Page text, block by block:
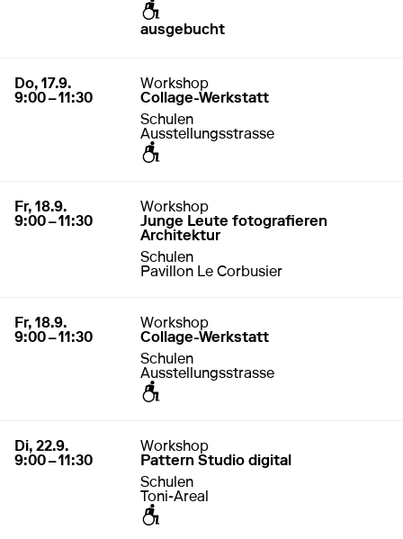
zugänglich für Rollstuhl / Kinderwagen
ausgebucht
17. September 20269:00 – 11:30
Do, 17.9.
9:00 – 11:30
Workshop
Collage-Werkstatt
Schulen
Ausstellungsstrasse
18. September 20269:00 – 11:30
Fr, 18.9.
9:00 – 11:30
Workshop
Junge Leute fotografieren
Architektur
Schulen
Pavillon Le Corbusier
18. September 20269:00 – 11:30
Fr, 18.9.
9:00 – 11:30
Workshop
Collage-Werkstatt
Schulen
Ausstellungsstrasse
22. September 20269:00 – 11:30
Di, 22.9.
9:00 – 11:30
Workshop
Pattern Studio digital
Schulen
Toni-Areal